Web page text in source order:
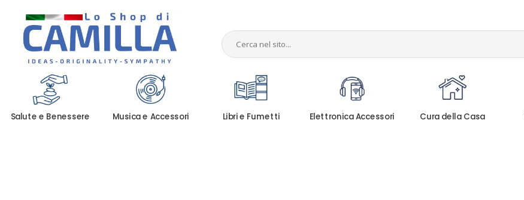
Salute e Benessere Musica e Accessori Libri e Fumetti Elettronica Accessori Cura della Casa